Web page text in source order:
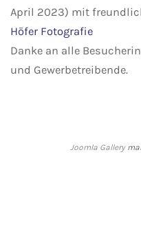
April 2023) mit
Höfer Fotografie
Danke an alle
und Gewerbetreibende.
Joomla Gallery